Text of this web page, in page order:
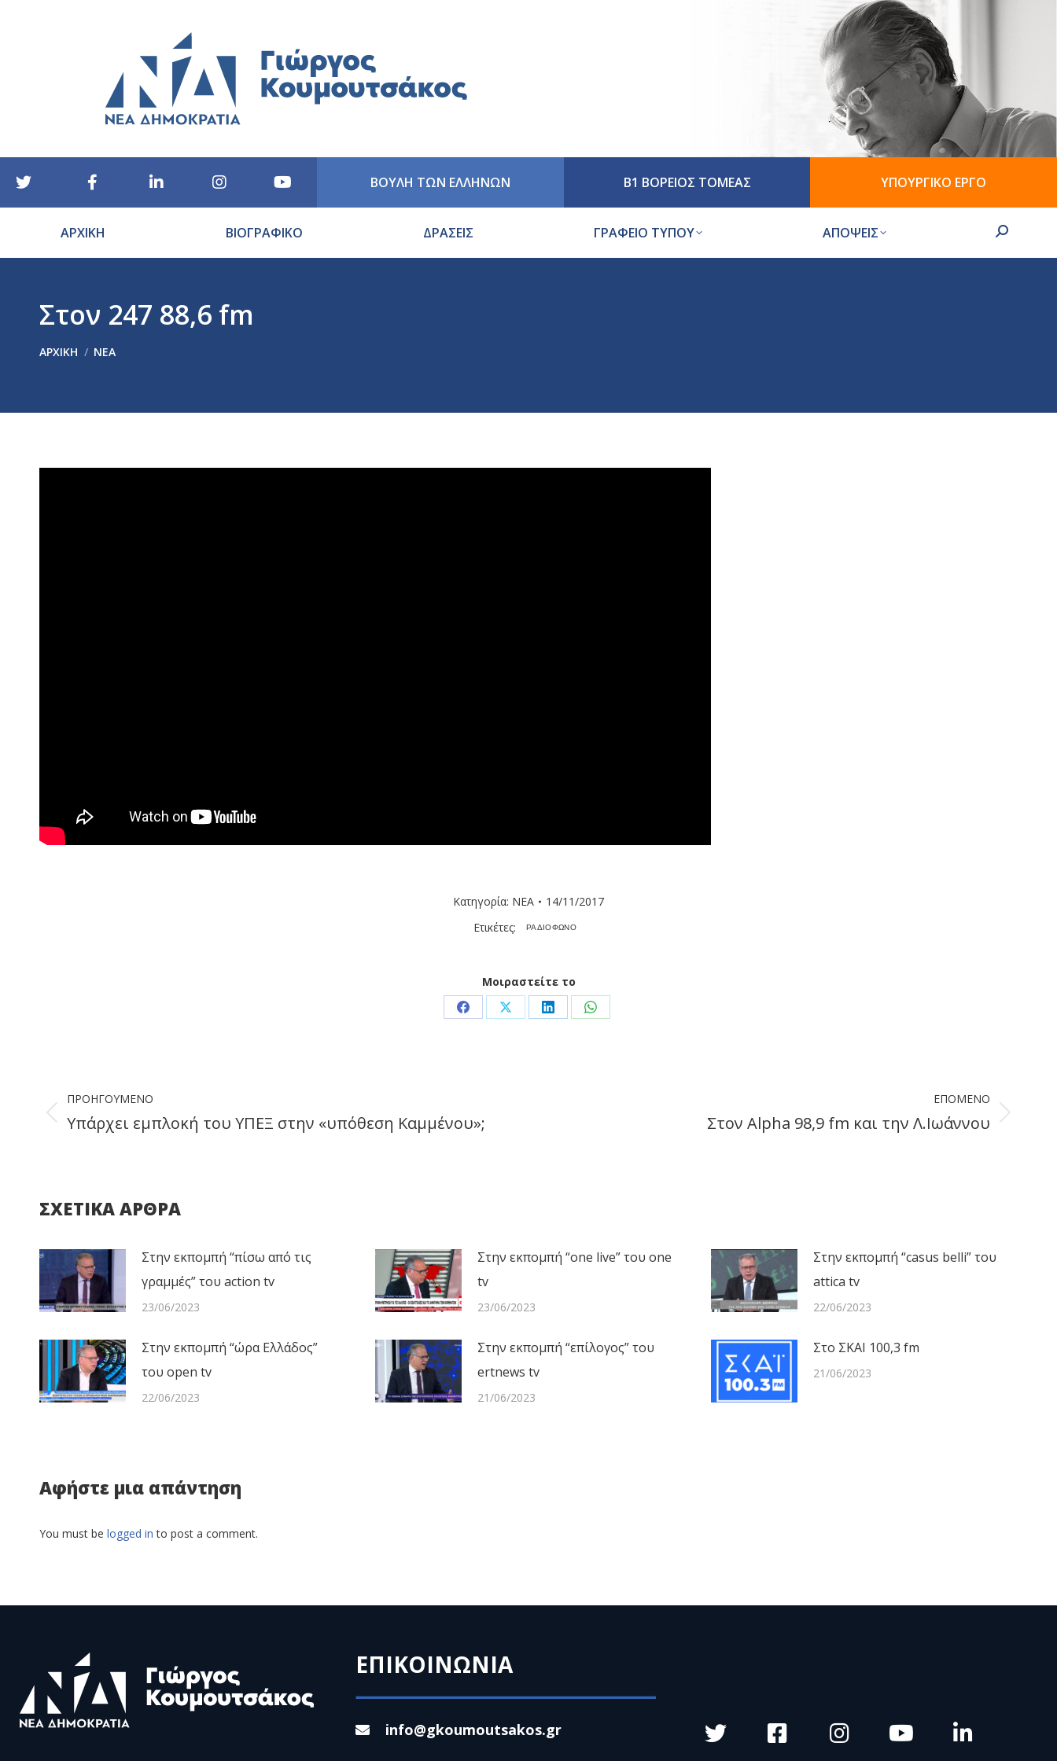
ΒΟΥΛΗ ΤΩΝ ΕΛΛΗΝΩΝ Β1 ΒΟΡΕΙΟΣ ΤΟΜΕΑΣ ΥΠΟΥΡΓΙΚΟ ΕΡΓΟ
ΑΡΧΙΚΗ ΒΙΟΓΡΑΦΙΚΟ ΔΡΑΣΕΙΣ ΓΡΑΦΕΙΟ ΤΥΠΟΥ ΑΠΟΨΕΙΣ Search:
Στον 247 88,6 fm
ΑΡΧΙΚΉ ΝΕΑ
Κατηγορία: ΝΕΑ
14/11/2017
Ετικέτες:
ΡΑΔΙΟΦΩΝΟ
Μοιραστείτε το
Share Share Share Share
navigation
ΠΡΟΗΓΟΎΜΕΝΟ
Previous
Υπάρχει εμπλοκή του ΥΠΕΞ στην «υπόθεση Καμμένου»;
ΕΠΌΜΕΝΟ
Στον Alpha 98,9 fm και την Λ.Ιωάννου
ΣΧΕΤΙΚΑ ΑΡΘΡΑ
Στην εκπομπή “πίσω από τις
γραμμές” του action tv
23/06/2023
Στην εκπομπή “one live” του one
tv
23/06/2023
Στην εκπομπή “casus belli” του
attica tv
22/06/2023
Στην εκπομπή “ώρα Ελλάδος”
του open tv
22/06/2023
Στην εκπομπή “επίλογος” του
ertnews tv
21/06/2023
Στο ΣΚΑΙ 100,3 fm
21/06/2023
Αφήστε μια απάντηση
You must be logged in to post a comment.
ΕΠΙΚΟΙΝΩΝΙΑ
info@gkoumoutsakos.gr